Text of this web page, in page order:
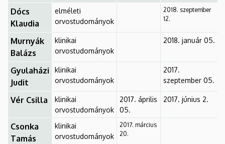
Dócs
Klaudia
elméleti
orvostudományok
2018. szeptember
12.
Murnyák
Balázs
klinikai
orvostudományok
2018. január 05.
Gyulaházi
Judit
klinikai
orvostudományok
2017.
szeptember 05.
Vér Csilla
klinikai
orvostudományok
2017. április
05.
2017. június 2.
Csonka
Tamás
klinikai
orvostudományok
2017. március
20.